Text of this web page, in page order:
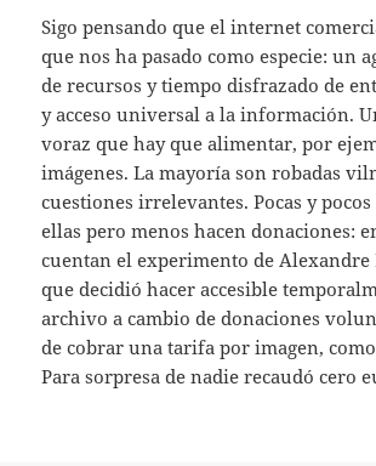
Sigo pensando que el internet
que nos ha pasado como especie: un
de recursos y tiempo disfrazado de
y acceso universal a la información.
voraz que hay que alimentar, por
imágenes. La mayoría son robadas
cuestiones irrelevantes. Pocas y
ellas pero menos hacen donaciones:
cuentan el experimento de Alexandre
que decidió hacer accesible
archivo a cambio de donaciones
de cobrar una tarifa por imagen,
Para sorpresa de nadie recaudó cero